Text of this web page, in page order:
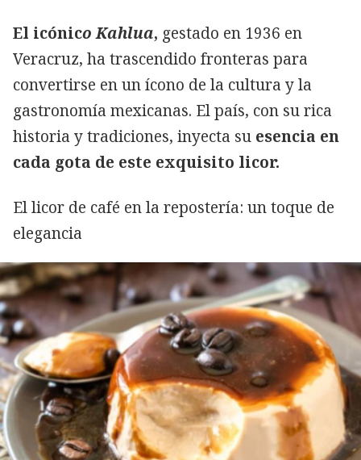
El icónico Kahlua, gestado en 1936 en
Veracruz, ha trascendido fronteras para
convertirse en un ícono de la cultura y la
gastronomía mexicanas. El país, con su rica
historia y tradiciones, inyecta su esencia en
cada gota de este exquisito licor.
El licor de café en la repostería: un toque de
elegancia